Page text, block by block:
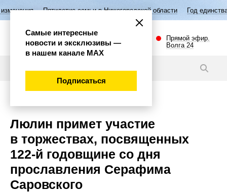
семьи в Нижегородской области Год единства народов России
Прямой эфир.
Волга 24
Люлин примет участие
в торжествах, посвященных
122-й годовщине со дня
прославления Серафима
Саровского
Самые интересные
новости и эксклюзивы —
в нашем канале МАХ
Подписаться